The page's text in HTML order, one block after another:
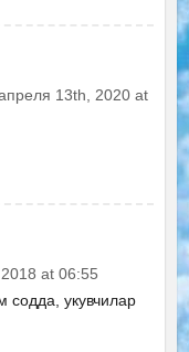
13th, 2020 at
at 06:55
содда, укувчилар